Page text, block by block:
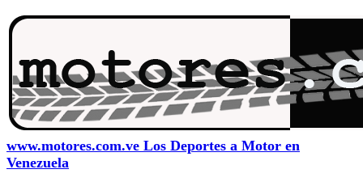
www.motores.com.ve Los Deportes a Motor en
Venezuela